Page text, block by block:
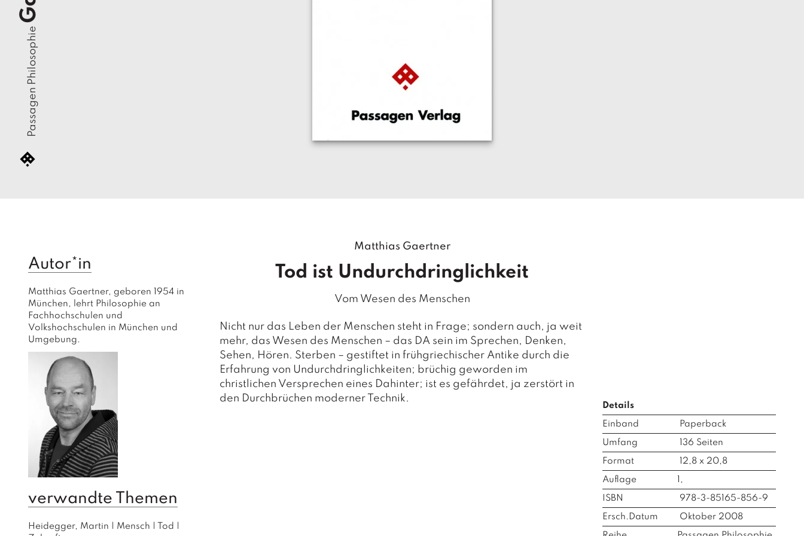
Passagen Philosophie
Matthias Gaertner
Tod ist Undurchdringlichkeit
Vom Wesen des Menschen
Nicht nur das Leben der Menschen steht in Frage; sondern auch, ja weit
mehr, das Wesen des Menschen – das DA sein im Sprechen, Denken,
Sehen, Hören. Sterben – gestiftet in frühgriechischer Antike durch die
Erfahrung von Undurchdringlichkeiten; brüchig geworden im
christlichen Versprechen eines Dahinter; ist es gefährdet, ja zerstört in
den Durchbrüchen moderner Technik.
Autor*in
Matthias Gaertner, geboren 1954 in
München, lehrt Philosophie an
Fachhochschulen und
Volkshochschulen in München und
Umgebung.
verwandte Themen
Heidegger, Martin Mensch Tod
Details
Einband
Paperback
Umfang
136 Seiten
Format
12,8 x 20,8
Auflage
1,
ISBN
978-3-85165-856-9
Ersch.Datum
Oktober 2008